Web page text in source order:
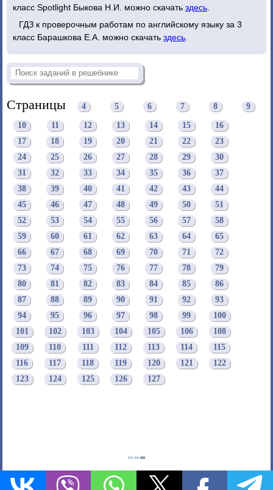
класс Spotlight Быкова Н.И. можно скачать здесь
ГДЗ к проверочным работам по английскому языку за 3
класс Барашкова Е.А. можно скачать здесь
Страницы 4 5 6 7 8 9
10 11 12 13 14 15
16
17
18 19 20 21 22
23
24
25 26 27 28 29
30
31
32 33 34 35 36
37
38
39 40 41 42 43
44
45
46 47 48 49 50
51
52
53 54 55 56 57
58
59
60 61 62 63 64
65
66
67 68 69 70 71
72
73
74 75 76 77 78
79
80
81 82 83 84 85
86
87
88 89 90 91 92
93
94
95 96 97 98 99
100
101
102 103 104 105 106
108
109
110 111 112 113 114
115
116
117 118 119 120 121
122
123
124 125 126 127